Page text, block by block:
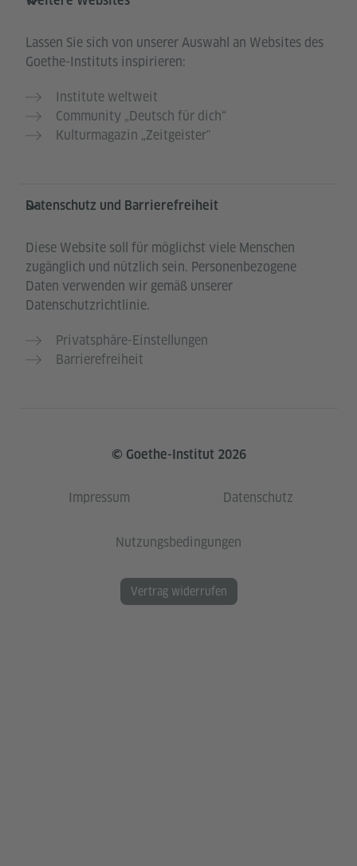
Lassen Sie sich von unserer Auswahl an Websites des
Goethe-Instituts inspirieren:
Institute weltweit
Community „Deutsch für dich“
Kulturmagazin „Zeitgeister"
Datenschutz und Barrierefreiheit
Diese Website soll für möglichst viele Menschen
zugänglich und nützlich sein. Personenbezogene
Daten verwenden wir gemäß unserer
Datenschutzrichtlinie.
Privatsphäre-Einstellungen
Barrierefreiheit
© Goethe-Institut 2026
Impressum Datenschutz
Nutzungsbedingungen
Vertrag widerrufen